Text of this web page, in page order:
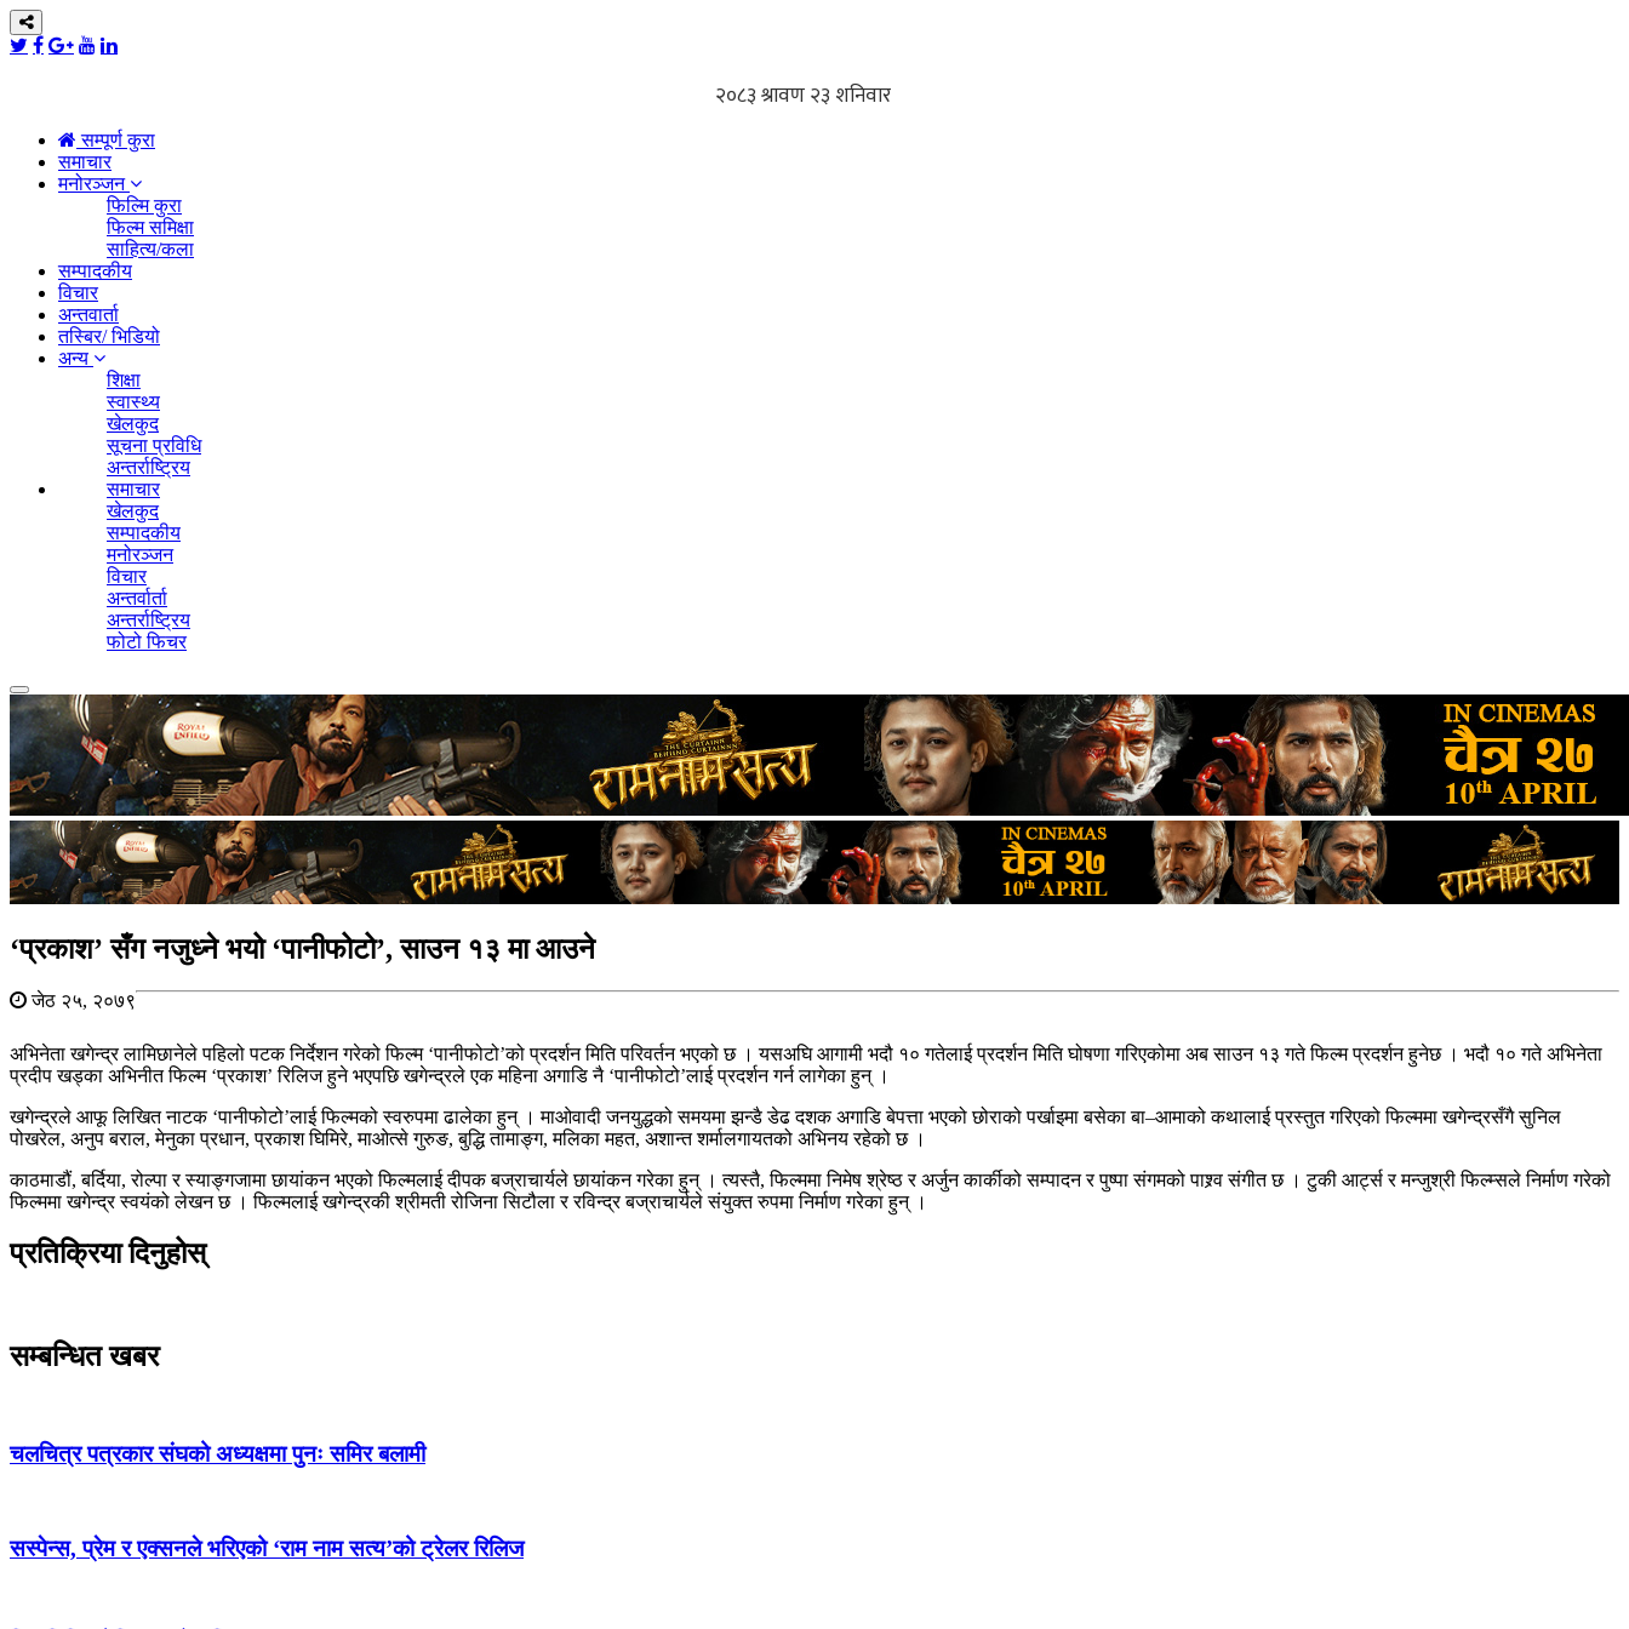
सम्पूर्ण कुरा
समाचार
मनोरञ्जन
फिल्मि कुरा
फिल्म समिक्षा
साहित्य/कला
सम्पादकीय
विचार
अन्तवार्ता
तस्बिर/ भिडियो
अन्य
शिक्षा
स्वास्थ्य
खेलकुद
सूचना प्रविधि
अन्तर्राष्ट्रिय
समाचार
खेलकुद
सम्पादकीय
मनोरञ्जन
विचार
अन्तर्वार्ता
अन्तर्राष्ट्रिय
फोटो फिचर
Toggle
navigation
‘प्रकाश’ सँग नजुध्ने भयो ‘पानीफोटो’, साउन १३ मा आउने
जेठ २५, २०७९
अभिनेता खगेन्द्र लामिछानेले पहिलो पटक निर्देशन गरेको फिल्म ‘पानीफोटो’को प्रदर्शन मिति परिवर्तन भएको छ । यसअघि आगामी भदौ १० गतेलाई प्रदर्शन मिति घोषणा गरिएकोमा अब साउन १३ गते फिल्म प्रदर्शन हुनेछ । भदौ १० गते अभिनेता
प्रदीप खड्का अभिनीत फिल्म ‘प्रकाश’ रिलिज हुने भएपछि खगेन्द्रले एक महिना अगाडि नै ‘पानीफोटो’लाई प्रदर्शन गर्न लागेका हुन् ।
खगेन्द्रले आफू लिखित नाटक ‘पानीफोटो’लाई फिल्मको स्वरुपमा ढालेका हुन् । माओवादी जनयुद्धको समयमा झन्डै डेढ दशक अगाडि बेपत्ता भएको छोराको पर्खाइमा बसेका बा–आमाको कथालाई प्रस्तुत गरिएको फिल्ममा खगेन्द्रसँगै सुनिल
पोखरेल, अनुप बराल, मेनुका प्रधान, प्रकाश घिमिरे, माओत्से गुरुङ, बुद्धि तामाङ्ग, मलिका महत, अशान्त शर्मालगायतको अभिनय रहेको छ ।
काठमाडौं, बर्दिया, रोल्पा र स्याङ्गजामा छायांकन भएको फिल्मलाई दीपक बज्राचार्यले छायांकन गरेका हुन् । त्यस्तै, फिल्ममा निमेष श्रेष्ठ र अर्जुन कार्कीको सम्पादन र पुष्पा संगमको पाश्र्व संगीत छ । टुकी आर्ट्स र मन्जुश्री फिल्म्सले निर्माण गरेको
फिल्ममा खगेन्द्र स्वयंको लेखन छ । फिल्मलाई खगेन्द्रकी श्रीमती रोजिना सिटौला र रविन्द्र बज्राचार्यले संयुक्त रुपमा निर्माण गरेका हुन् ।
प्रतिक्रिया दिनुहोस्
सम्बन्धित खबर
चलचित्र पत्रकार संघको अध्यक्षमा पुनः समिर बलामी
सस्पेन्स, प्रेम र एक्सनले भरिएको ‘राम नाम सत्य’को ट्रेलर रिलिज